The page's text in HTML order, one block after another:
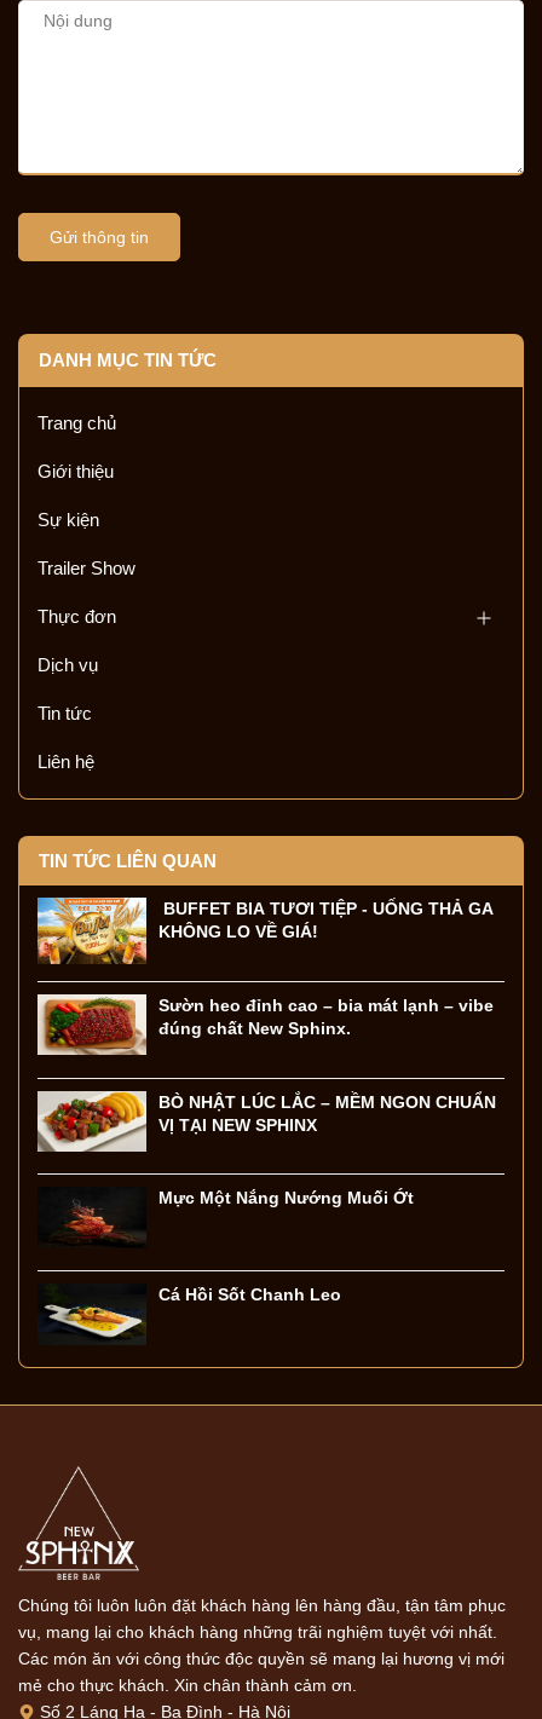
Gửi thông tin
DANH MỤC TIN TỨC
Trang chủ
Giới thiệu
Sự kiện
Trailer Show
Thực đơn
Dịch vụ
Tin tức
Liên hệ
TIN TỨC LIÊN QUAN
BUFFET BIA TƯƠI TIỆP - UỐNG THẢ GA
KHÔNG LO VỀ GIÁ!
Sườn heo đỉnh cao – bia mát lạnh – vibe
đúng chất New Sphinx.
BÒ NHẬT LÚC LẮC – MỀM NGON CHUẨN
VỊ TẠI NEW SPHINX
Mực Một Nắng Nướng Muối Ớt
Cá Hồi Sốt Chanh Leo
Chúng tôi luôn luôn đặt khách hàng lên hàng đầu, tận tâm phục
vụ, mang lại cho khách hàng những trãi nghiệm tuyệt với nhất.
Các món ăn với công thức độc quyền sẽ mang lại hương vị mới
mẻ cho thực khách. Xin chân thành cảm ơn.
Số 2 Láng Hạ - Ba Đình - Hà Nội